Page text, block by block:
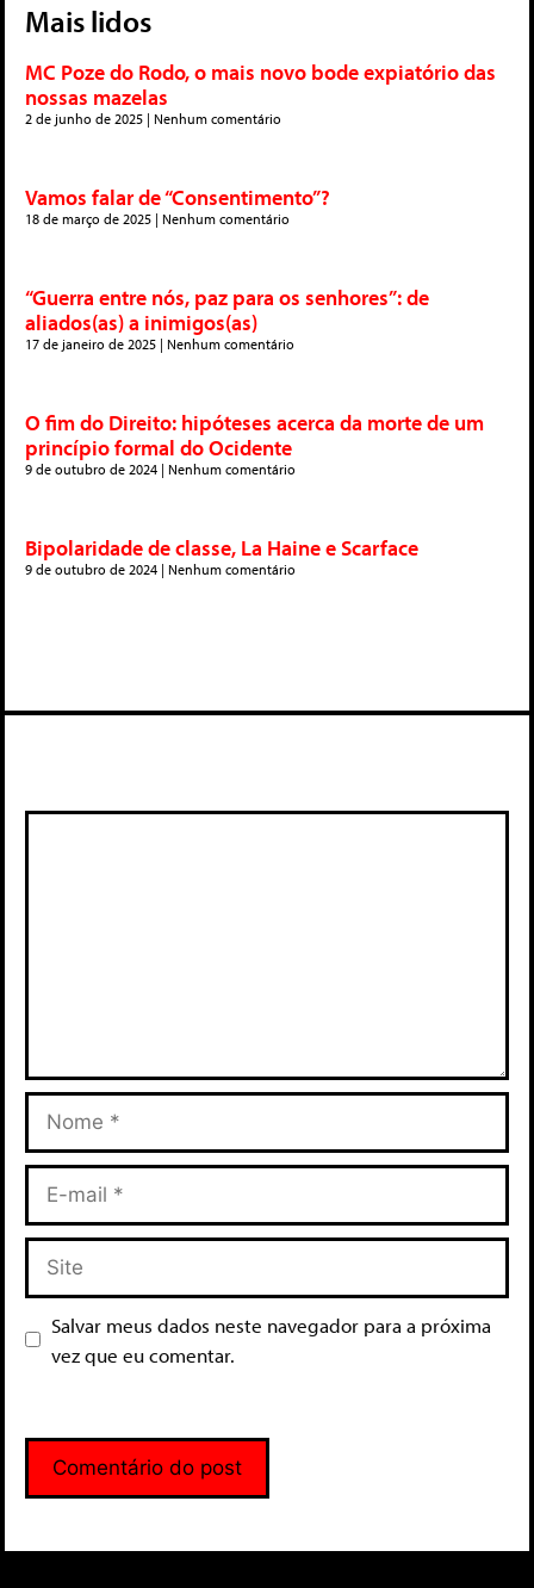
Mais lidos
MC Poze do Rodo, o mais novo bode expiatório das
nossas mazelas
2 de junho de 2025 Nenhum comentário
Vamos falar de “Consentimento”?
18 de março de 2025 Nenhum comentário
“Guerra entre nós, paz para os senhores”: de
aliados(as) a inimigos(as)
17 de janeiro de 2025 Nenhum comentário
O fim do Direito: hipóteses acerca da morte de um
princípio formal do Ocidente
9 de outubro de 2024 Nenhum comentário
Bipolaridade de classe, La Haine e Scarface
9 de outubro de 2024 Nenhum comentário
Salvar meus dados neste navegador para a próxima
vez que eu comentar.